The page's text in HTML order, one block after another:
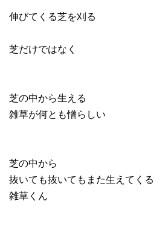
伸びてくる芝を刈る
芝だけではなく
芝の中から生える
雑草が何とも憎らしい
芝の中から
抜いても抜いてもまた生えてくる
雑草くん